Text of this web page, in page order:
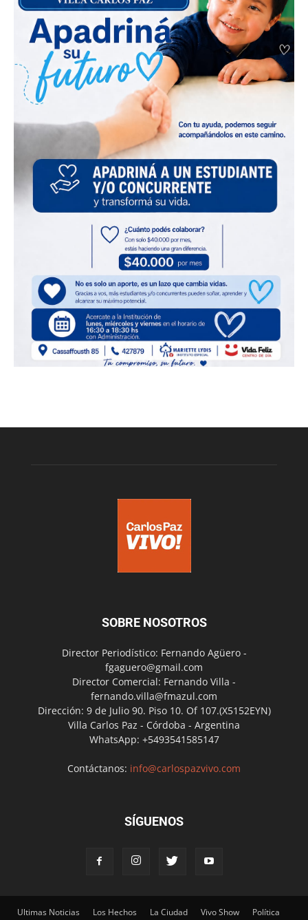
SOBRE NOSOTROS
Director Periodístico: Fernando Agüero -
fgaguero@gmail.com
Director Comercial: Fernando Villa -
fernando.villa@fmazul.com
Dirección: 9 de Julio 90. Piso 10. Of 107.(X5152EYN)
Villa Carlos Paz - Córdoba - Argentina
WhatsApp: +5493541585147
Contáctanos: info@carlospazvivo.com
SÍGUENOS
Ultimas Noticias Los Hechos La Ciudad Vivo Show Política